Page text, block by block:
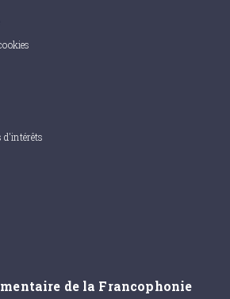
d'intérêts
de la Francophonie